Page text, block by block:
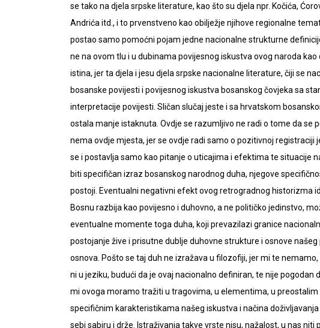
se tako na djela srpske literature, kao što su djela npr. Kočića,
Andrića itd., i to prvenstveno kao obilježje njihove regionalne
postao samo pomoćni pojam jedne nacionalne strukturne
ne na ovom tlu i u dubinama povijesnog iskustva ovog naroda
istina, jer ta djela i jesu djela srpske nacionalne literature, čiji se
bosanske povijesti i povijesnog iskustva bosanskog čovjeka sa
interpretacije povijesti. Sličan slučaj jeste i sa hrvatskom
ostala manje istaknuta. Ovdje se razumljivo ne radi o tome da se
nema ovdje mjesta, jer se ovdje radi samo o pozitivnoj registraciji
se i postavlja samo kao pitanje o uticajima i efektima te situacije
biti specifičan izraz bosanskog narodnog duha, njegove
postoji. Eventualni negativni efekt ovog retrogradnog historizma
Bosnu razbija kao povijesno i duhovno, a ne političko jedinstvo,
eventualne momente toga duha, koji prevazilazi granice
postojanje žive i prisutne dublje duhovne strukture i osnove
osnova. Pošto se taj duh ne izražava u filozofiji, jer mi te
ni u jeziku, budući da je ovaj nacionalno definiran, te nije pogodan
mi ovoga moramo tražiti u tragovima, u elementima, u
specifičnim karakteristikama našeg iskustva i načina
sebi sabiru i drže. Istraživanja takve vrste nisu, nažalost, u nas niti